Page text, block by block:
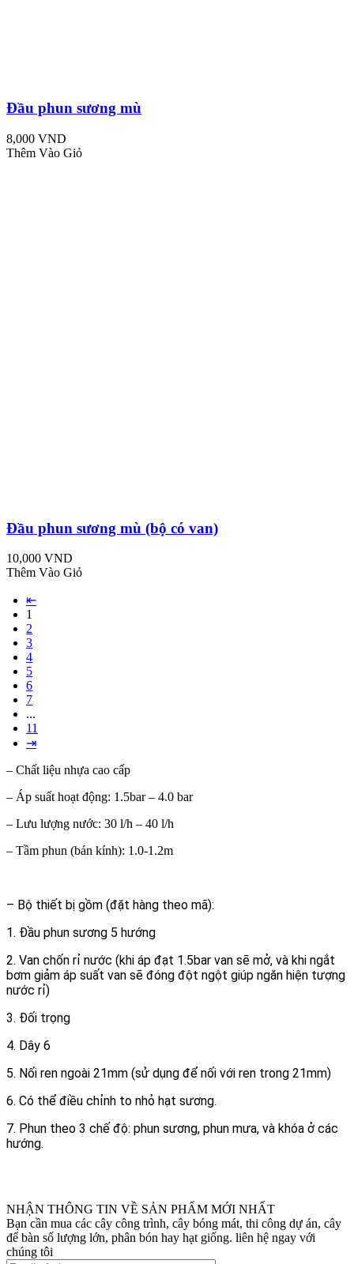
Đầu phun sương mù
8,000 VND
Thêm Vào Giỏ
Đầu phun sương mù (bộ có van)
10,000 VND
Thêm Vào Giỏ
⇤
1
2
3
4
5
6
7
...
11
⇥
– Chất liệu nhựa cao cấp
– Áp suất hoạt động: 1.5bar – 4.0 bar
– Lưu lượng nước: 30 l/h – 40 l/h
– Tầm phun (bán kính): 1.0-1.2m
– Bộ thiết bị gồm (đặt hàng theo mã):
1. Đầu phun sương 5 hướng
2. Van chốn rỉ nước (khi áp đạt 1.5bar van sẽ mở, và khi ngắt
bơm giảm áp suất van sẽ đóng đột ngột giúp ngăn hiện tượng
nước rỉ)
3. Đối trọng
4. Dây 6
5. Nối ren ngoài 21mm (sử dụng để nối với ren trong 21mm)
6. Có thể điều chỉnh to nhỏ hạt sương.
7. Phun theo 3 chế độ: phun sương, phun mưa, và khóa ở các
hướng.
NHẬN THÔNG TIN VỀ SẢN PHẨM MỚI NHẤT
Bạn cần mua các cây công trình, cây bóng mát, thi công dự án, cây
để bàn số lượng lớn, phân bón hay hạt giống. liên hệ ngay với
chúng tôi